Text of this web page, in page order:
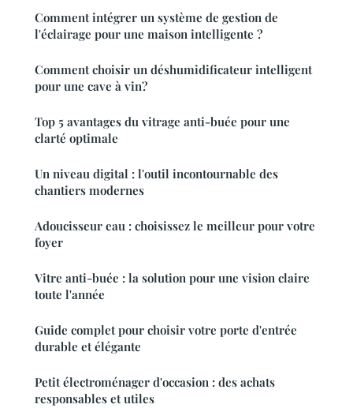
Comment intégrer un système de gestion de
l'éclairage pour une maison intelligente ?
Comment choisir un déshumidificateur intelligent
pour une cave à vin?
Top 5 avantages du vitrage anti-buée pour une
clarté optimale
Un niveau digital : l'outil incontournable des
chantiers modernes
Adoucisseur eau : choisissez le meilleur pour votre
foyer
Vitre anti-buée : la solution pour une vision claire
toute l'année
Guide complet pour choisir votre porte d'entrée
durable et élégante
Petit électroménager d'occasion : des achats
responsables et utiles